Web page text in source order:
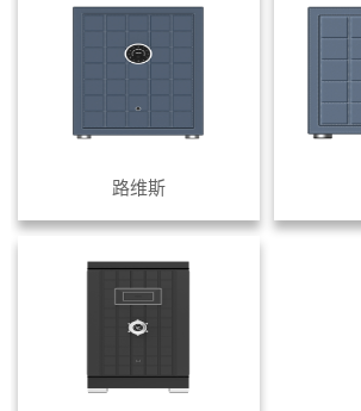
路维斯